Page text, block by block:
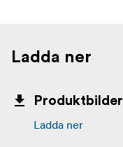
Ladda ner
Produktbilder
Ladda ner